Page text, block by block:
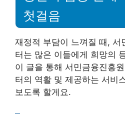
첫걸음
재정적 부담이 느껴질 때, 서
터는 많은 이들에게 희망의
이 글을 통해 서민금융진흥
터의 역활 및 제공하는 서비
보도록 할게요.